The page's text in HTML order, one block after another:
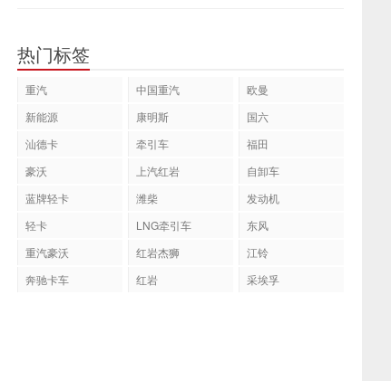
热门标签
重汽 中国重汽
欧曼
新能源
康明斯
国六
汕德卡
牵引车
福田
豪沃
上汽红岩
自卸车
蓝牌轻卡
潍柴
发动机
轻卡
LNG牵引车
东风
重汽豪沃
红岩杰狮
江铃
奔驰卡车
红岩 采埃孚